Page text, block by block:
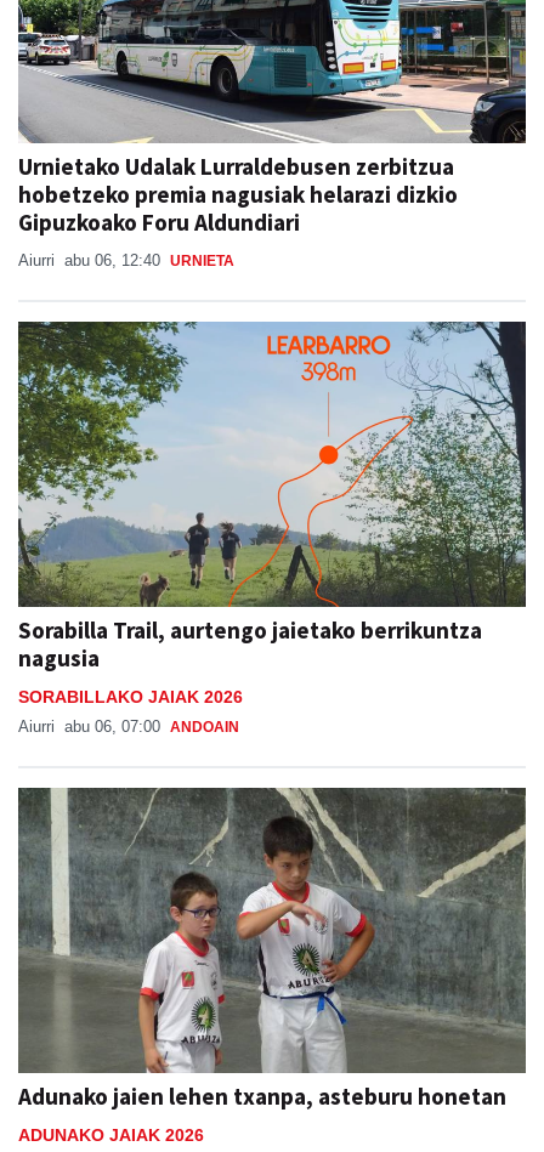
Urnietako Udalak Lurraldebusen zerbitzua
hobetzeko premia nagusiak helarazi dizkio
Gipuzkoako Foru Aldundiari
Aiurri abu 06, 12:40 URNIETA
Sorabilla Trail, aurtengo jaietako berrikuntza
nagusia
SORABILLAKO JAIAK 2026
Aiurri abu 06, 07:00 ANDOAIN
Adunako jaien lehen txanpa, asteburu honetan
ADUNAKO JAIAK 2026